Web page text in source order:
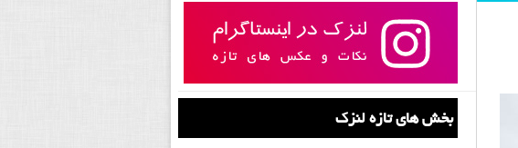
بخش های تازه لنزک